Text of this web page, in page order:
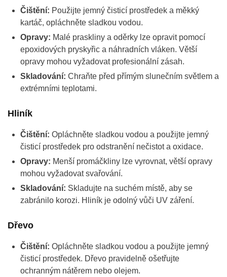
Čištění: Použijte jemný čisticí prostředek a měkký
kartáč, opláchněte sladkou vodou.
Opravy: Malé praskliny a oděrky lze opravit pomocí
epoxidových pryskyřic a náhradních vláken. Větší
opravy mohou vyžadovat profesionální zásah.
Skladování: Chraňte před přímým slunečním světlem a
extrémními teplotami.
Hliník
Čištění: Opláchněte sladkou vodou a použijte jemný
čisticí prostředek pro odstranění nečistot a oxidace.
Opravy: Menší promáčkliny lze vyrovnat, větší opravy
mohou vyžadovat svařování.
Skladování: Skladujte na suchém místě, aby se
zabránilo korozi. Hliník je odolný vůči UV záření.
Dřevo
Čištění: Opláchněte sladkou vodou a použijte jemný
čisticí prostředek. Dřevo pravidelně ošetřujte
ochranným nátěrem nebo olejem.